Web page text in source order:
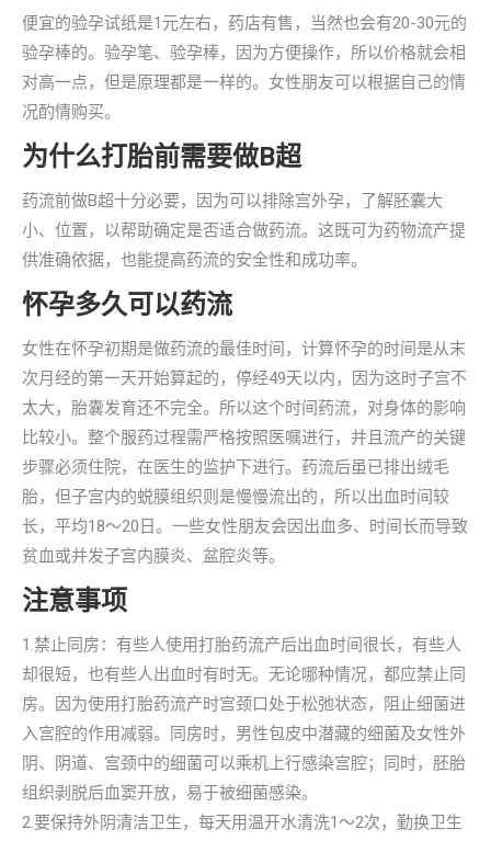
便宜的验孕试纸是1元左右，药店有售，当然也会有20-30元的
验孕棒的。验孕笔、验孕棒，因为方便操作，所以价格就会相
对高一点，但是原理都是一样的。女性朋友可以根据自己的情
况酌情购买。
为什么打胎前需要做B超
药流前做B超十分必要，因为可以排除宫外孕，了解胚囊大
小、位置，以帮助确定是否适合做药流。这既可为药物流产提
供准确依据，也能提高药流的安全性和成功率。
怀孕多久可以药流
女性在怀孕初期是做药流的最佳时间，计算怀孕的时间是从末
次月经的第一天开始算起的，停经49天以内，因为这时子宫不
太大，胎囊发育还不完全。所以这个时间药流，对身体的影响
比较小。整个服药过程需严格按照医嘱进行，并且流产的关键
步骤必须住院，在医生的监护下进行。药流后虽已排出绒毛
胎，但子宫内的蜕膜组织则是慢慢流出的，所以出血时间较
长，平均18～20日。一些女性朋友会因出血多、时间长而导致
贫血或并发子宫内膜炎、盆腔炎等。
注意事项
1.禁止同房：有些人使用打胎药流产后出血时间很长，有些人
却很短，也有些人出血时有时无。无论哪种情况，都应禁止同
房。因为使用打胎药流产时宫颈口处于松弛状态，阻止细菌进
入宫腔的作用减弱。同房时，男性包皮中潜藏的细菌及女性外
阴、阴道、宫颈中的细菌可以乘机上行感染宫腔；同时，胚胎
组织剥脱后血窦开放，易于被细菌感染。
2.要保持外阴清洁卫生，每天用温开水清洗1～2次，勤换卫生